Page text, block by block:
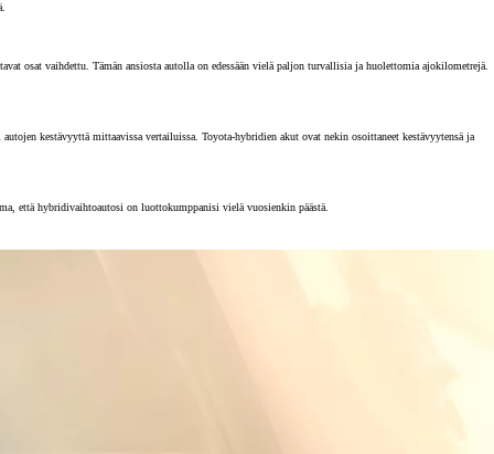
osat vaihdettu. Tämän ansiosta autolla on edessään vielä paljon turvallisia ja huolettomia ajokilometrejä.
kestävyyttä mittaavissa vertailuissa. Toyota-hybridien akut ovat nekin osoittaneet kestävyytensä ja
että hybridivaihtoautosi on luottokumppanisi vielä vuosienkin päästä.